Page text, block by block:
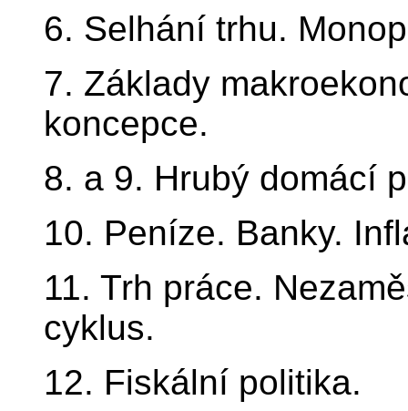
6. Selhání trhu.
7. Základy
koncepce.
8. a 9. Hrubý domácí
10. Peníze. Banky.
11. Trh práce.
cyklus.
12. Fiskální politika.